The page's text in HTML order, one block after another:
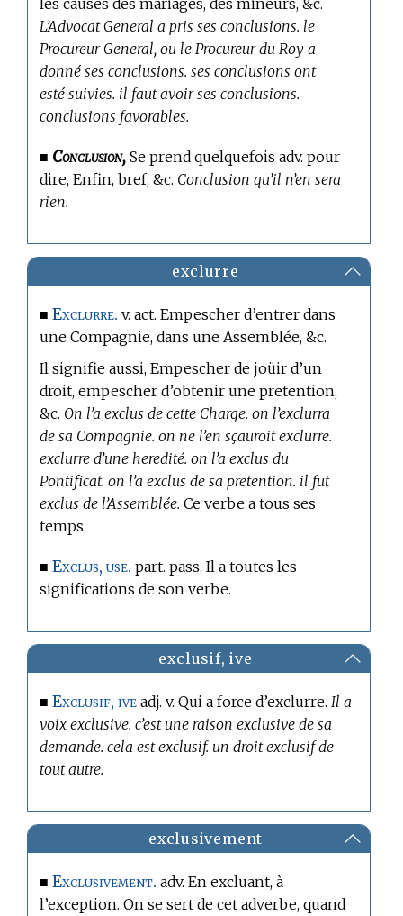
les causes des mariages, des mineurs, &c.
L’Advocat General a pris ses conclusions. le
Procureur General, ou le Procureur du Roy a
donné ses conclusions. ses conclusions ont
esté suivies. il faut avoir ses conclusions.
conclusions favorables.
■ Conclusion, Se prend quelquefois adv. pour
dire, Enfin, bref, &c. Conclusion qu’il n’en sera
rien.
exclurre
■Exclurre. v. act. Empescher d’entrer dans
une Compagnie, dans une Assemblée, &c.
Il signifie aussi, Empescher de joüir d’un
droit, empescher d’obtenir une pretention,
&c. On l’a exclus de cette Charge. on l’exclurra
de sa Compagnie. on ne l’en sçauroit exclurre.
exclurre d’une heredité. on l’a exclus du
Pontificat. on l’a exclus de sa pretention. il fut
exclus de l’Assemblée. Ce verbe a tous ses
temps.
■Exclus, use. part. pass. Il a toutes les
significations de son verbe.
exclusif, ive
■Exclusif, ive adj. v. Qui a force d’exclurre.Il a
voix exclusive. c’est une raison exclusive de sa
demande. cela est exclusif. un droit exclusif de
tout autre.
exclusivement
■Exclusivement. adv. En excluant, à
l’exception. On se sert de cet adverbe, quand